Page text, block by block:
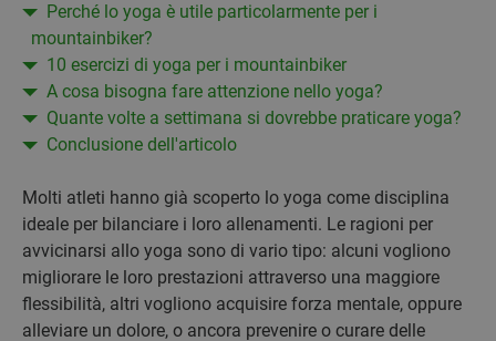
Perché lo yoga è utile particolarmente per i
mountainbiker?
10 esercizi di yoga per i mountainbiker
A cosa bisogna fare attenzione nello yoga?
Quante volte a settimana si dovrebbe praticare yoga?
Conclusione dell'articolo
Molti atleti hanno già scoperto lo yoga come disciplina
ideale per bilanciare i loro allenamenti. Le ragioni per
avvicinarsi allo yoga sono di vario tipo: alcuni vogliono
migliorare le loro prestazioni attraverso una maggiore
flessibilità, altri vogliono acquisire forza mentale, oppure
alleviare un dolore, o ancora prevenire o curare delle